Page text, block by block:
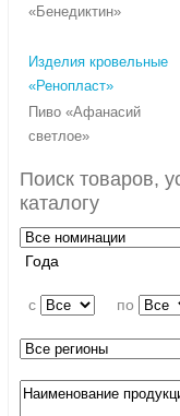
«Бенедиктин»
Изделия кровельные
«Ренопласт»
Пиво «Афанасий
светлое»
Поиск товаров,
каталогу
Года
c по